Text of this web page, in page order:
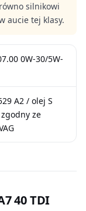
silnikowi
aucie tej klasy.
0W-30/5W-
A2 / olej S
ze
40 TDI